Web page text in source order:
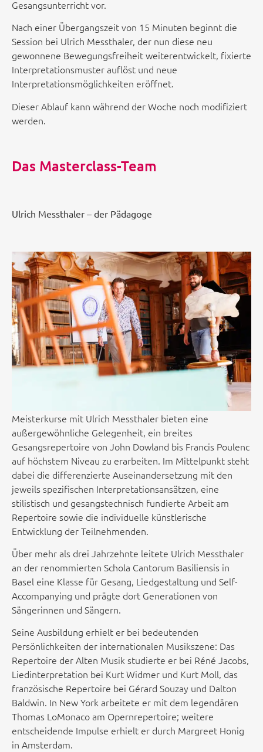
Gesangsunterricht vor.
Nach einer Übergangszeit von 15 Minuten beginnt die
Session bei Ulrich Messthaler, der nun diese neu
gewonnene Bewegungsfreiheit weiterentwickelt, fixierte
Interpretationsmuster auflöst und neue
Interpretationsmöglichkeiten eröffnet.
Dieser Ablauf kann während der Woche noch modifiziert
werden.
Das Masterclass-Team
Ulrich Messthaler – der Pädagoge
Meisterkurse mit Ulrich Messthaler bieten eine
außergewöhnliche Gelegenheit, ein breites
Gesangsrepertoire von John Dowland bis Francis Poulenc
auf höchstem Niveau zu erarbeiten. Im Mittelpunkt steht
dabei die differenzierte Auseinandersetzung mit den
jeweils spezifischen Interpretationsansätzen, eine
stilistisch und gesangstechnisch fundierte Arbeit am
Repertoire sowie die individuelle künstlerische
Entwicklung der Teilnehmenden.
Über mehr als drei Jahrzehnte leitete Ulrich Messthaler
an der renommierten Schola Cantorum Basiliensis in
Basel eine Klasse für Gesang, Liedgestaltung und Self-
Accompanying und prägte dort Generationen von
Sängerinnen und Sängern.
Seine Ausbildung erhielt er bei bedeutenden
Persönlichkeiten der internationalen Musikszene: Das
Repertoire der Alten Musik studierte er bei Réné Jacobs,
Liedinterpretation bei Kurt Widmer und Kurt Moll, das
französische Repertoire bei Gérard Souzay und Dalton
Baldwin. In New York arbeitete er mit dem legendären
Thomas LoMonacoam Opernrepertoire; weitere
entscheidende Impulse erhielt er durch Margreet Honig
in Amsterdam.